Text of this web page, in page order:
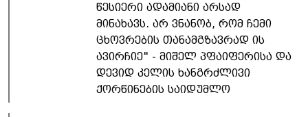
წესიერი ადამიანი არსად
მინახავს. არ ვნანობ, რომ ჩემი
ცხოვრების თანამგზავრად ის
ავირჩიე" - მიშელ პფაიფერისა და
დევიდ კელის ხანგრძლივი
ქორწინების საიდუმლო